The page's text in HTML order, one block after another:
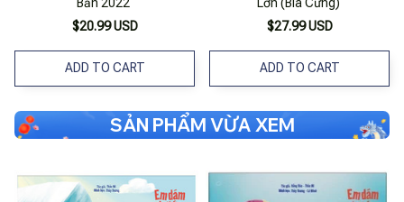
$20.99 USD
ADD TO CART
$27.99 USD
ADD TO CART
SẢN PHẨM VỪA XEM